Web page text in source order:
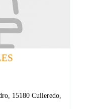
15180 Culleredo,